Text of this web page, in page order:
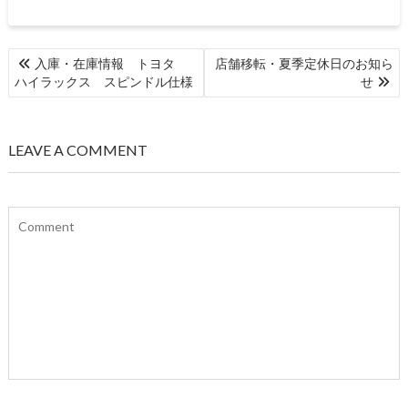
投
稿
ナ
ー
シ
ン
入庫・在庫情報 トヨタ
ハイラックス スピンドル仕様
店舗移転・夏季定休日のお知ら
せ
LEAVE A COMMENT